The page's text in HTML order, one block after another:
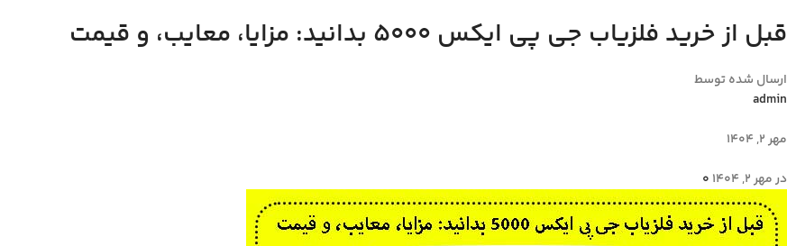
قبل از خرید فلزیاب جی پی ایکس 5000 بدانید: مزایا، معایب، و قیمت
ارسال شده توسط
admin
مهر 2, 1404
در مهر 2, 1404
0